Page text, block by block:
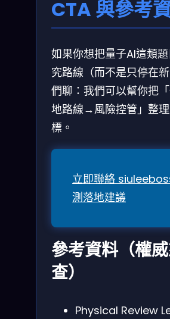
CTA 與參考
如果你想把量子AI這類
究路線（而不是只停在
們聊：我們可以幫你把
地路線→風險控管」整
標。
立即聯絡
測落地建議
參考資料（權
查）
Physical Review